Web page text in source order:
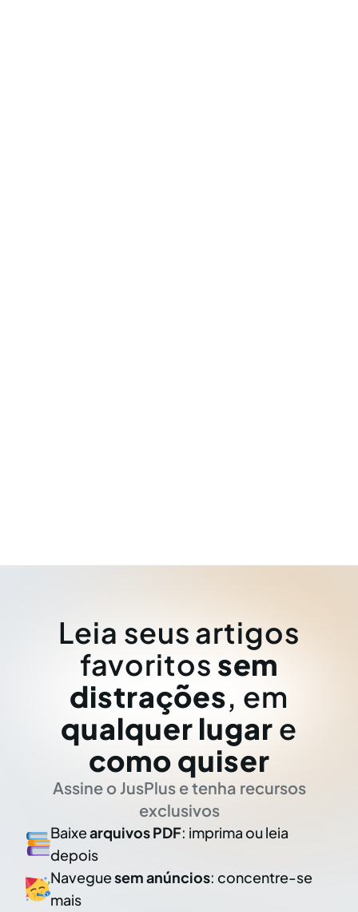
Leia seus artigos
favoritos sem
distrações, em
qualquer lugar e
como quiser
Assine o JusPlus e tenha recursos
exclusivos
Baixearquivos PDF: imprima ou leia
depois
Naveguesem anúncios: concentre-se
mais